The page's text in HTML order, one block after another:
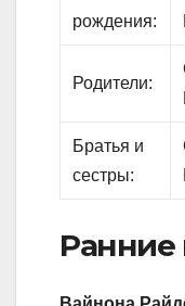
рождения:
Родители:
Братья и
сестры:
Ранние